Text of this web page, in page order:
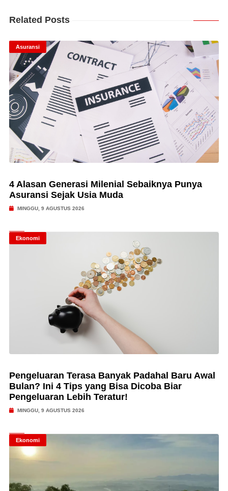
Related Posts
Asuransi
4 Alasan Generasi Milenial Sebaiknya Punya
Asuransi Sejak Usia Muda
MINGGU, 9 AGUSTUS 2026
Ekonomi
Pengeluaran Terasa Banyak Padahal Baru Awal
Bulan? Ini 4 Tips yang Bisa Dicoba Biar
Pengeluaran Lebih Teratur!
MINGGU, 9 AGUSTUS 2026
Ekonomi